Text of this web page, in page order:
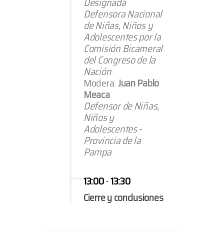
Defensora Nacional
de Niñas, Niños y
Adolescentes por la
Comisión Bicameral
del Congreso de la
Nación
Modera:Juan Pablo
Meaca
Defensor de Niñas,
Niños y
Adolescentes -
Provincia de la
Pampa
13:00-13:30
Cierre y conclusiones